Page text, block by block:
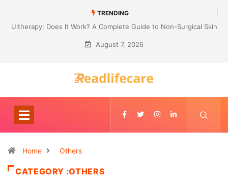
TRENDING
Ultherapy: Does It Work? A Complete Guide to Non-Surgical Skin
Tightening
August 7, 2026
Home Others
CATEGORY :OTHERS